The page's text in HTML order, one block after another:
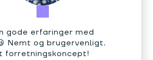
gode erfaringer med
Nemt og brugervenligt.
forretningskoncept!